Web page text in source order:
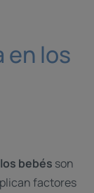
en los
bebés son
factores